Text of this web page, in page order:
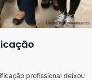
profissional deixou